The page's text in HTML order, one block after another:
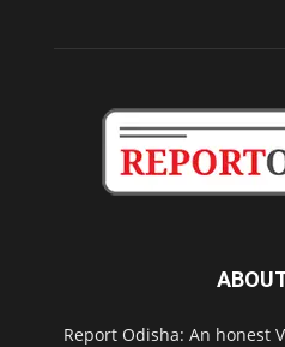
Report Odisha: An honest